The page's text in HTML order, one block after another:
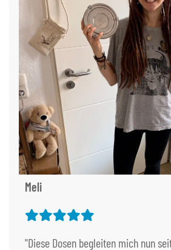
Meli
"Diese Dosen begleiten mich nun